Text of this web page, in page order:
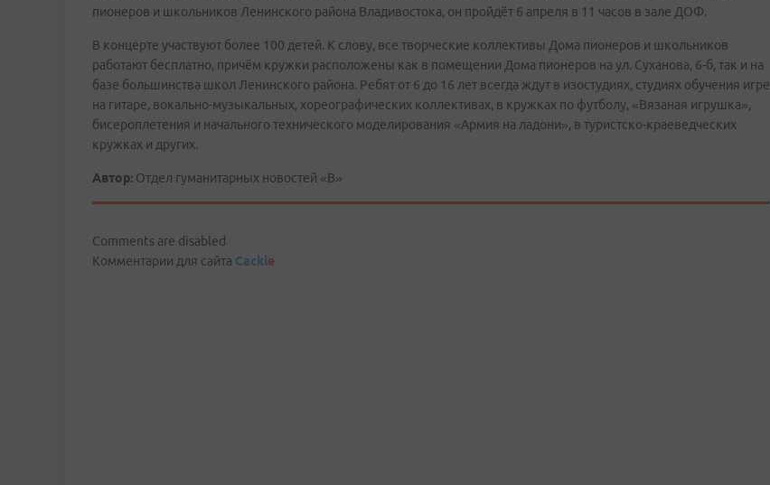
пионеров и школьников Ленинского района Владивостока, он пройдёт 6 апреля в 11 часов в зале ДОФ.
В концерте участвуют более 100 детей. К слову, все творческие коллективы Дома пионеров и школьников
работают бесплатно, причём кружки расположены как в помещении Дома пионеров на ул. Суханова, 6-б, так и на
базе большинства школ Ленинского района. Ребят от 6 до 16 лет всегда ждут в изостудиях, студиях обучения игре
на гитаре, вокально-музыкальных, хореографических коллективах, в кружках по футболу, «Вязаная игрушка»,
бисероплетения и начального технического моделирования «Армия на ладони», в туристско-краеведческих
кружках и других.
Автор: Отдел гуманитарных новостей «В»
Comments are disabled
Комментарии для сайта Cackle